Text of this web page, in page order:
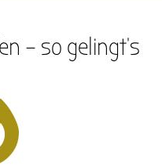
– so gelingt’s